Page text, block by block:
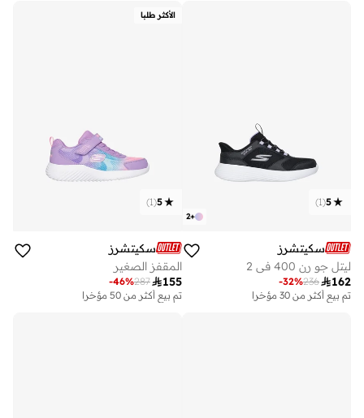
+
2
5
(
1
)
سكيتشرز
ليتل جو رن 400 في 2
162
236
-32%
تم بيع أكثر من 30 مؤخرا
الأكثر طلبا
5
(
1
)
سكيتشرز
المقفز الصغير
155
287
-46%
تم بيع أكثر من 50 مؤخرا